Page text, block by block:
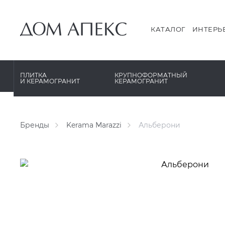
КАТАЛОГ
ПЛИТКА
И КЕРАМОГРАНИТ
PORCELANOSA
УРАЛЬСКИЙ ГРАНИТ
КРУПНОФОРМАТНЫЙ
КЕРАМОГРАНИТ
XXL Pamesa
Бренды Kerama Marazzi Альберони